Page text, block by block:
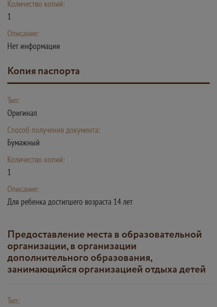
Количество копий:
1
Описание:
Нет информации
Копия паспорта
Тип:
Оригинал
Способ получения документа:
Бумажный
Количество копий:
1
Описание:
Для ребенка достигшего возраста 14 лет
Предоставление места в образовательной
организации, в организации
дополнительного образования,
занимающийся организацией отдыха детей
Тип: